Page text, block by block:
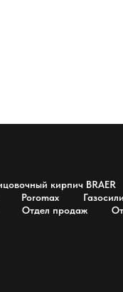
кирпич BRAER
Poromax
Отдел продаж